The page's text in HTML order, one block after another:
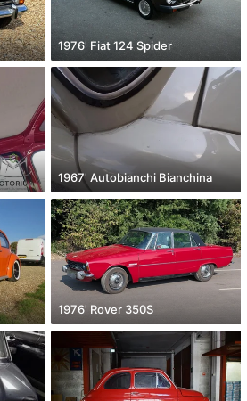
1976' Fiat 124 Spider
1967' Autobianchi Bianchina
1976' Rover 350S